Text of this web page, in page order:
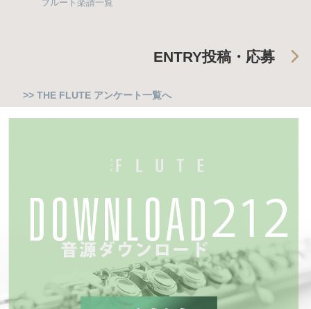
フルート楽譜一覧
ENTRY投稿・応募
>> THE FLUTE アンケート一覧へ